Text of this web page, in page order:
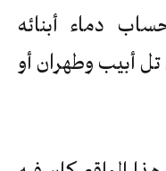
دماء أبنائه
تل أبيب وطهران أو